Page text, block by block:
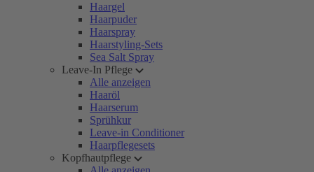
Haargel
Haarpuder
Haarspray
Haarstyling-Sets
Sea Salt Spray
Leave-In Pflege
Alle anzeigen
Haaröl
Haarserum
Sprühkur
Leave-in Conditioner
Haarpflegesets
Kopfhautpflege